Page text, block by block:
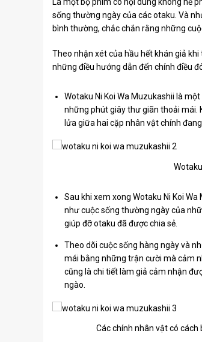
Là một bộ phim có nội dung không hề
sống thường ngày của các otaku. Và
bình thường, chắc chắn rằng những
Theo nhận xét của hầu hết khán giả
những điều hướng dẫn đến chính điều
Wotaku Ni Koi Wa Muzukashii là
những phút giây thư giãn thoải mái.
lửa giữa hai cặp nhân vật chính
Sau khi xem xong Wotaku Ni Koi
như cuộc sống thường ngày của
giúp đỡotaku đã được chia sẻ.
Theo dõi cuộc sống hàng ngày và
mái bằng những trận cười mà cảm
cũng là chi tiết làm giả cảm nhận
ngào.
Các chính nhân vật có